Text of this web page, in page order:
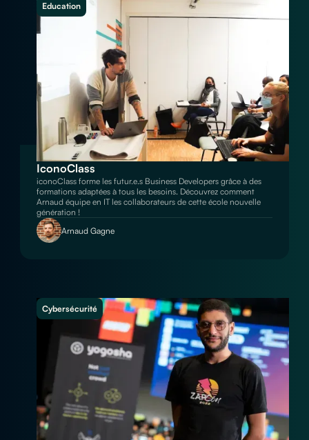
Education
IconoClass
iconoClass forme les futur.e.s Business Developers grâce à des
formations adaptées à tous les besoins. Découvrez comment
Arnaud équipe en IT les collaborateurs de cette école nouvelle
génération !
Arnaud Gagne
Cybersécurité